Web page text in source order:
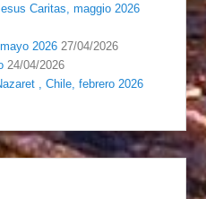
Caritas, maggio 2026
2026 27/04/2026
24/04/2026
, Chile, febrero 2026